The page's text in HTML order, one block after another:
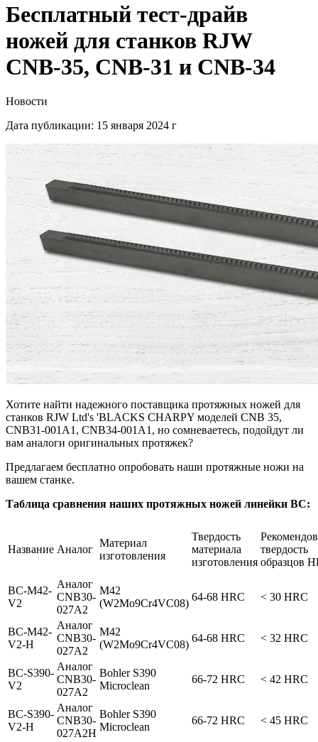
Бесплатный тест-драйв
ножей для станков RJW
CNB-35, CNB-31 и CNB-34
Новости
Дата публикации: 15 января 2024 г
Хотите найти надежного поставщика протяжных ножей для
станков RJW Ltd's 'BLACKS CHARPY моделей CNB 35,
CNB31-001A1, CNB34-001A1, но сомневаетесь, подойдут ли
вам аналоги оригинальных протяжек?
Предлагаем бесплатно опробовать наши протяжные ножи на
вашем станке.
Таблица сравнения наших протяжных ножей линейки BC:
Название Аналог
Материал
изготовления
Твердость
материала
изготовления
твердость
образцов
BC-M42-
V2
Аналог
CNB30-
027A2
M42
(W2Mo9Cr4VC08)
64-68 HRC < 30 HRC
BC-M42-
V2-H
Аналог
CNB30-
027A2
M42
(W2Mo9Cr4VC08)
64-68 HRC < 32 HRC
BC-S390-
V2
Аналог
CNB30-
027A2
Bohler S390
Microclean
66-72 HRC < 42 HRC
BC-S390-
V2-H
Аналог
CNB30-
027A2H
Bohler S390
Microclean
66-72 HRC < 45 HRC